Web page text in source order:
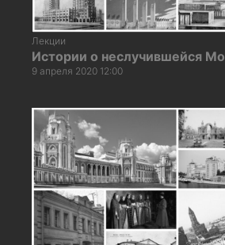
Лекции
Истории о неслучившейся
9 апреля 2020 12:00